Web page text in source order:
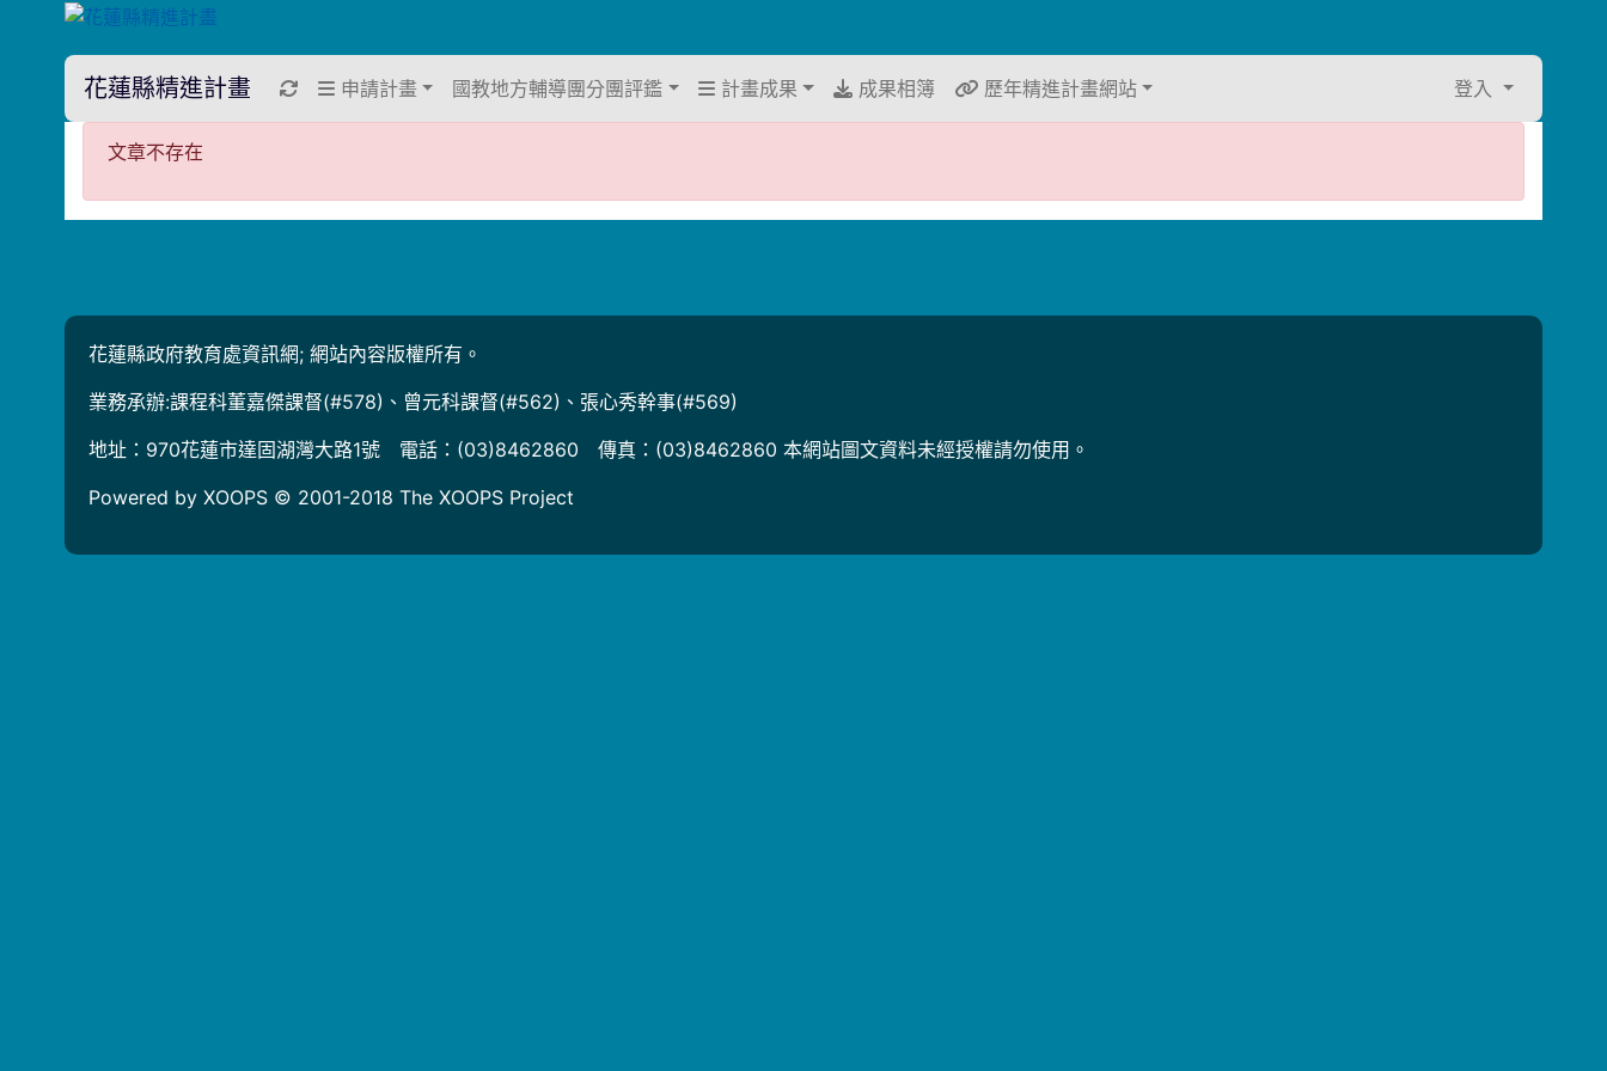
花蓮縣精進計畫 重新取得佈景設定
申請計畫 國教地方輔導團分團評鑑 計畫成果 成果相簿 歷年精進計畫網站 登入
文章不存在
文章不存在
花蓮縣政府教育處資訊網; 網站內容版權所有。
業務承辦:課程科董嘉傑課督(#578)、曾元科課督(#562)、張心秀幹事(#569)
地址：970花蓮市達固湖灣大路1號 電話：(03)8462860 傳真：(03)8462860 本網站圖文資料未經授權請勿使用。
Powered by XOOPS © 2001-2018 The XOOPS Project